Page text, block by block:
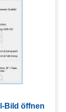
Bild öffnen